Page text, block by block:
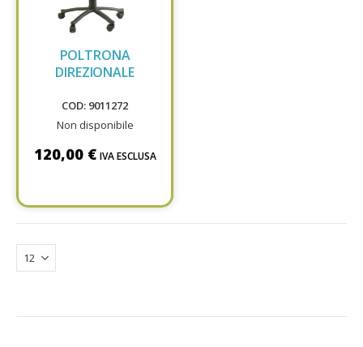
POLTRONA
DIREZIONALE
COD: 9011272
Non disponibile
120,00 € IVA ESCLUSA